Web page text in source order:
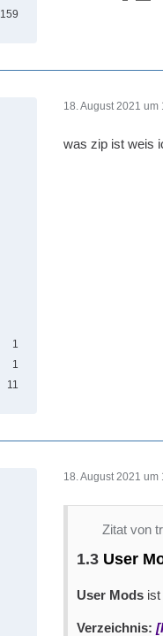
159
1
1
11
18. August 2021 um
was zip ist weis
18. August 2021 um
Zitat von
1.3 User
User Modsist
Verzeichnis: